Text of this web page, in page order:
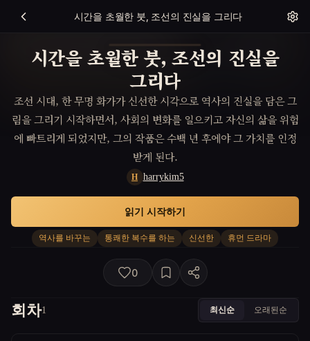
시간을 초월한 붓, 조선의 진실을 그리다
시간을 초월한 붓, 조선의 진실을
그리다
조선 시대, 한 무명 화가가 신선한 시각으로 역사의 진실을 담은 그
림을 그리기 시작하면서, 사회의 변화를 일으키고 자신의 삶을 위험
에 빠트리게 되었지만, 그의 작품은 수백 년 후에야 그 가치를 인정
받게 된다.
H harrykim5
역사를 바꾸는 통쾌한 복수를 하는 신선한 휴먼 드라마
읽기 시작하기
0
회차1 최신순 오래된순